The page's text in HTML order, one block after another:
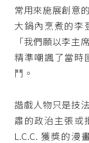
常用來施展創意
大鍋內烹煮的李
「我們願以李
精準嘲諷了當時
鬥。
諧戲人物只是技
肅的政治主張或
L.C.C. 獲獎的漫